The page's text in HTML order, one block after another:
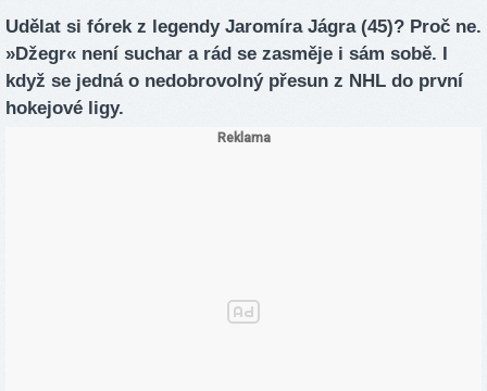
Udělat si fórek z legendy Jaromíra Jágra (45)? Proč ne.
»Džegr« není suchar a rád se zasměje i sám sobě. I
když se jedná o nedobrovolný přesun z NHL do první
hokejové ligy.